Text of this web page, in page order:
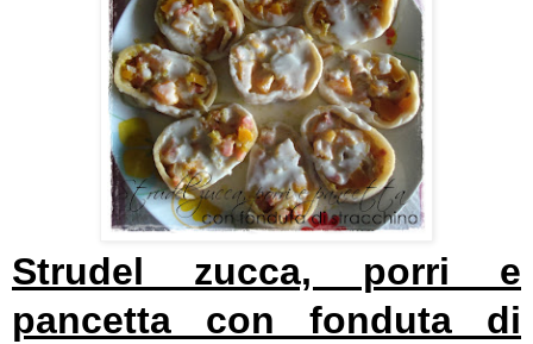
Strudel zucca, porri e
pancetta con fonduta di